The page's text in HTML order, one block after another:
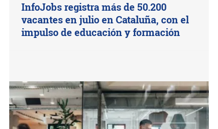
InfoJobs registra más de 50.200
vacantes en julio en Cataluña, con el
impulso de educación y formación